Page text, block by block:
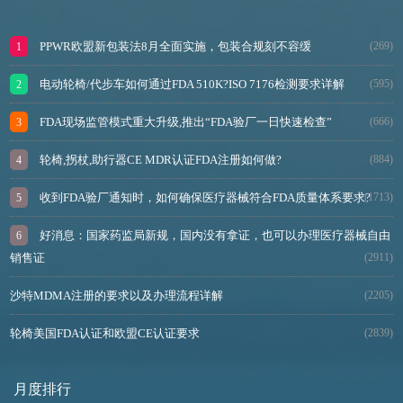
PPWR欧盟新包装法8月全面实施，包装合规刻不容缓 (269)
电动轮椅/代步车如何通过FDA 510K?ISO 7176检测要求详解 (595)
FDA现场监管模式重大升级,推出“FDA验厂一日快速检查” (666)
轮椅,拐杖,助行器CE MDR认证FDA注册如何做? (884)
收到FDA验厂通知时，如何确保医疗器械符合FDA质量体系要求?(1713)
好消息：国家药监局新规，国内没有拿证，也可以办理医疗器械自由
销售证
(2911)
沙特MDMA注册的要求以及办理流程详解 (2205)
轮椅美国FDA认证和欧盟CE认证要求 (2839)
月度排行